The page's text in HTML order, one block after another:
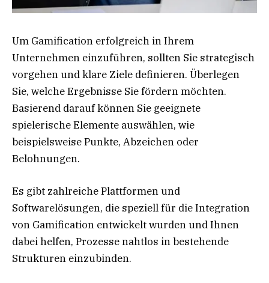
Um Gamification erfolgreich in Ihrem
Unternehmen einzuführen, sollten Sie strategisch
vorgehen und klare Ziele definieren. Überlegen
Sie, welche Ergebnisse Sie fördern möchten.
Basierend darauf können Sie geeignete
spielerische Elemente auswählen, wie
beispielsweise Punkte, Abzeichen oder
Belohnungen.
Es gibt zahlreiche Plattformen und
Softwarelösungen, die speziell für die Integration
von Gamification entwickelt wurden und Ihnen
dabei helfen, Prozesse nahtlos in bestehende
Strukturen einzubinden.